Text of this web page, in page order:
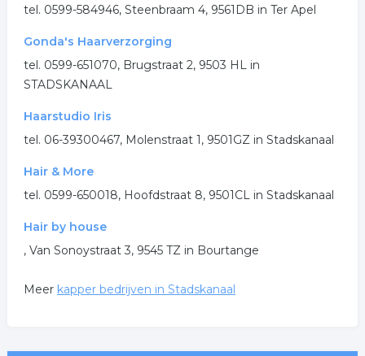
tel. 0599-584946, Steenbraam 4, 9561DB in Ter Apel
Gonda's Haarverzorging
tel. 0599-651070, Brugstraat 2, 9503 HL in
STADSKANAAL
Haarstudio Iris
tel. 06-39300467, Molenstraat 1, 9501GZ in Stadskanaal
Hair & More
tel. 0599-650018, Hoofdstraat 8, 9501CL in Stadskanaal
Hair by house
, Van Sonoystraat 3, 9545 TZ in Bourtange
Meer kapper bedrijven in Stadskanaal